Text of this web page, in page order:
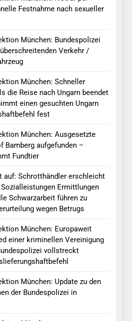
Festnahme nach sexueller
München: Bundespolizei
Verkehr /
München: Schneller
die Reise nach Ungarn beendet
einen gesuchten Ungarn
fest
München: Ausgesetzte
Bamberg aufgefunden –
Fundtier
auf: Schrotthändler erschleicht
Sozialleistungen Ermittlungen
Schwarzarbeit führen zu
wegen Betrugs
München: Europaweit
einer kriminellen Vereinigung
vollstreckt
München: Update zu den
der Bundespolizei in